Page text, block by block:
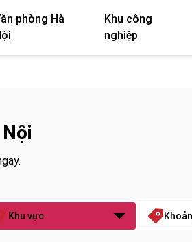
phòng Hà
Khu công
nghiệp
Khu vực